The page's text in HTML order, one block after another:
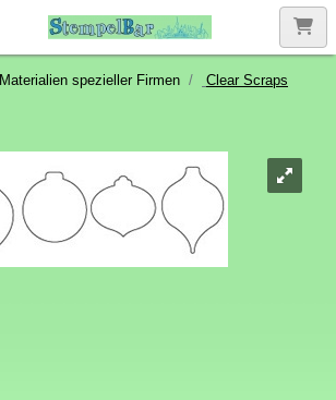
Materialien spezieller Firmen Clear Scraps